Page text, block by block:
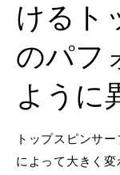
けるト
のパフ
ように
トップスピンサ
によって大きく